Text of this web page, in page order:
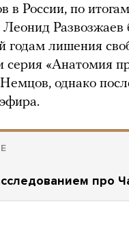
в России, по
Леонид
годам лишения
«Анатомия
однако
про